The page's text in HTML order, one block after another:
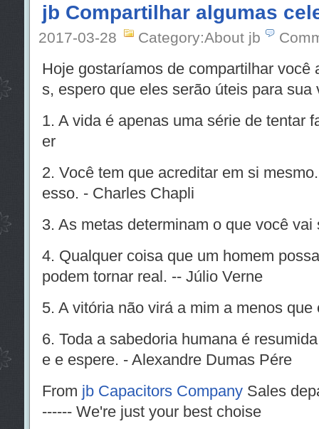
jb Compartilhar algumas
2017-03-28 Category:About jb
Hoje gostaríamos de compartilhar você
s, espero que eles serão úteis para
1. A vida é apenas uma série de tentar
er
2. Você tem que acreditar em si
esso. - Charles Chapli
3. As metas determinam o que você vai
4. Qualquer coisa que um homem
podem tornar real. -- Júlio Verne
5. A vitória não virá a mim a menos
6. Toda a sabedoria humana é
e e espere. - Alexandre Dumas Pére
From jb Capacitors CompanySales
------ We're just your best choise